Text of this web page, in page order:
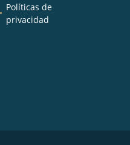
Políticas de
privacidad